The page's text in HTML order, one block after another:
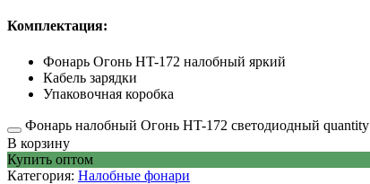
Комплектация:
Фонарь Огонь HT-172 налобный яркий
Кабель зарядки
Упаковочная коробка
Фонарь налобный Огонь HT-172 светодиодный quantity
В корзину
Купить оптом
Категория: Налобные фонари